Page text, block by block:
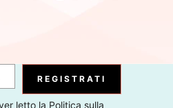
IN ANTEPRIMA! (È
Abbonati
REGISTRATI
letto la Politica sulla